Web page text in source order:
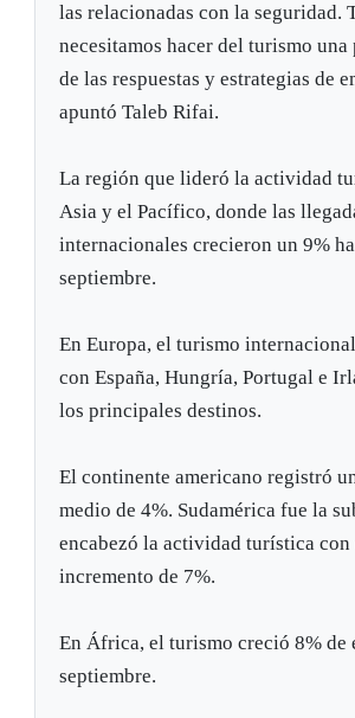
las relacionadas con la seguridad.
necesitamos hacer del turismo
de las respuestas y estrategias de
apuntó Taleb Rifai.
La región que lideró la actividad
Asia y el Pacífico, donde las
internacionales crecieron un 9%
septiembre.
En Europa, el turismo
con España, Hungría, Portugal e
los principales destinos.
El continente americano registró
medio de 4%. Sudamérica fue la
encabezó la actividad turística con
incremento de 7%.
En África, el turismo creció 8% de
septiembre.